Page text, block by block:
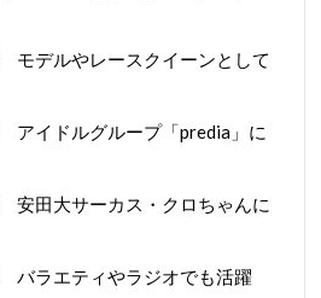
デルやレースクイーンとして
イドルグループ「predia」に
田大サーカス・クロちゃんに
ラエティやラジオでも活躍